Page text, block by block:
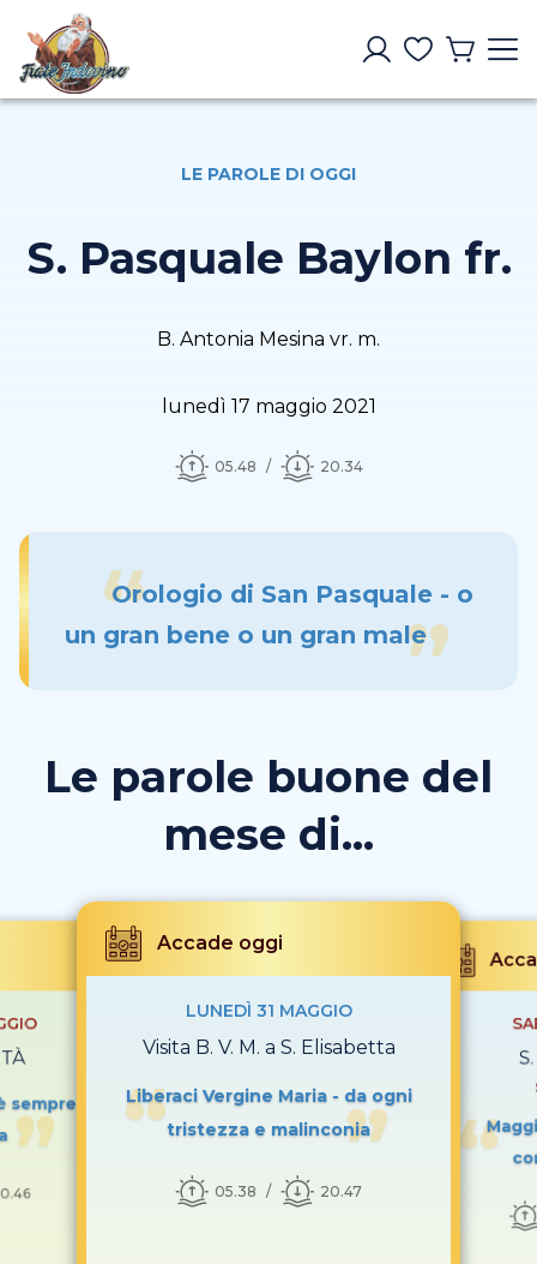
LE PAROLE DI OGGI
S. Pasquale Baylon fr.
B. Antonia Mesina vr. m.
lunedì 17 maggio 2021
05.48 20.34
Orologio di San Pasquale - o
un gran bene o un gran male
Le parole buone del
mese di...
sempre
Accade oggi
LUNEDÌ 31 MAGGIO
Visita B. V. M. a S. Elisabetta
Liberaci Vergine Maria - da ogni
tristezza e malinconia
05.38 20.47